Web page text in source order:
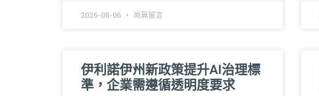
2026-08-06 尚無留言
伊利諾伊州新政策提升AI治理標
準，企業需遵循透明度要求